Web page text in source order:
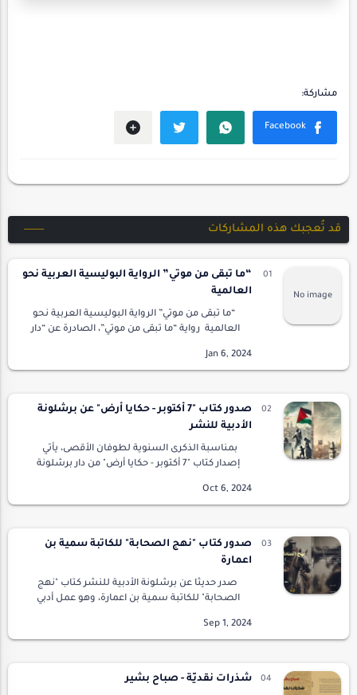
قد تُعجبك هذه المشاركات
“ما تبقى من موتي” الرواية البوليسية العربية نحو
العالمية
“ما تبقى من موتي” الرواية البوليسية العربية نحو
العالمية رواية “ما تبقى من موتي”، الصادرة عن “دار
الرواية الثالثة والأخيرة ف…
صدور كتاب "7 أكتوبر - حكايا أرض" عن برشلونة
الأدبية للنشر
بمناسبة الذكرى السنوية لطوفان الأقصى، يأتي
إصدار كتاب "7 أكتوبر - حكايا أرض" من دار برشلونة
كمبادرة أدبية تعكس النضال الفلسطيني وص…
صدور كتاب "نهج الصحابة" للكاتبة سمية بن
اعمارة
صدر حديثًا عن برشلونة الأدبية للنشر كتاب "نهج
الصحابة" للكاتبة سمية بن اعمارة، وهو عمل أدبي
مستمدة من حياة الصحابة رضي الله عنهم. يعرض
…
شذرات نقديّة - صباح بشير